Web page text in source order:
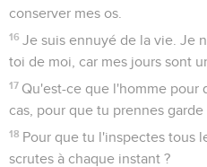
conserver mes os.
16 Je suis ennuyé de la vie. Je
toi de moi, car mes jours sont
17 Qu'est-ce que l'homme pour
cas, pour que tu prennes garde
18 Pour que tu l'inspectes tous
scrutes à chaque instant ?